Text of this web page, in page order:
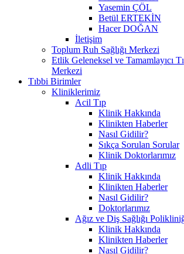
Yasemin ÇÖL
Betül ERTEKİN
Hacer DOĞAN
İletişim
Toplum Ruh Sağlığı Merkezi
Etlik Geleneksel ve Tamamlayıcı
Merkezi
Tıbbi Birimler
Kliniklerimiz
Acil Tıp
Klinik Hakkında
Klinikten Haberler
Nasıl Gidilir?
Sıkça Sorulan Sorular
Klinik Doktorlarımız
Adli Tıp
Klinik Hakkında
Klinikten Haberler
Nasıl Gidilir?
Doktorlarımız
Ağız ve Diş Sağlığı
Klinik Hakkında
Klinikten Haberler
Nasıl Gidilir?